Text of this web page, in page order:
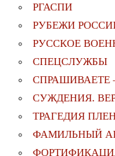
РГАСПИ
РУБЕЖИ
РУССКОЕ
СПЕЦСЛУЖБЫ
СПРАШИВАЕТЕ
СУЖДЕНИЯ.
ТРАГЕДИЯ
ФАМИЛЬНЫЙ